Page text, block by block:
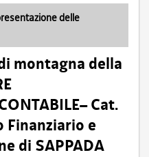
delle
montagna della
Cat.
Finanziario e
di SAPPADA